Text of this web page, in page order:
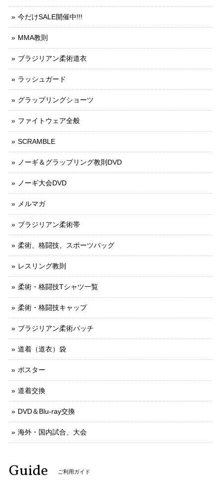
今だけSALE開催中!!!
MMA教則
ブラジリアン柔術道衣
ラッシュガード
グラップリングショーツ
ファイトウェア全般
SCRAMBLE
ノーギ＆グラップリング教則DVD
ノーギ大会DVD
メルマガ
ブラジリアン柔術帯
柔術、格闘技、スポーツバッグ
レスリング教則
柔術・格闘技Tシャツ一覧
柔術・格闘技キャップ
ブラジリアン柔術パッチ
道着（道衣）袋
ポスター
道着交換
DVD＆Blu-ray交換
海外・国内試合、大会
Guide ご利用ガイド